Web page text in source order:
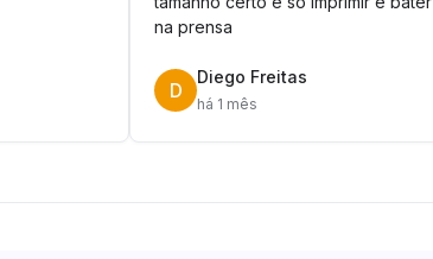
na prensa
D
Diego Freitas
há 1 mês